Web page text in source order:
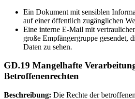
Ein Dokument mit sensiblen
auf einer öffentlich zugänglichen
Eine interne E-Mail mit
große Empfängergruppe gesendet,
Daten zu sehen.
GD.19 Mangelhafte
Betroffenenrechten
Beschreibung: Die Rechte der